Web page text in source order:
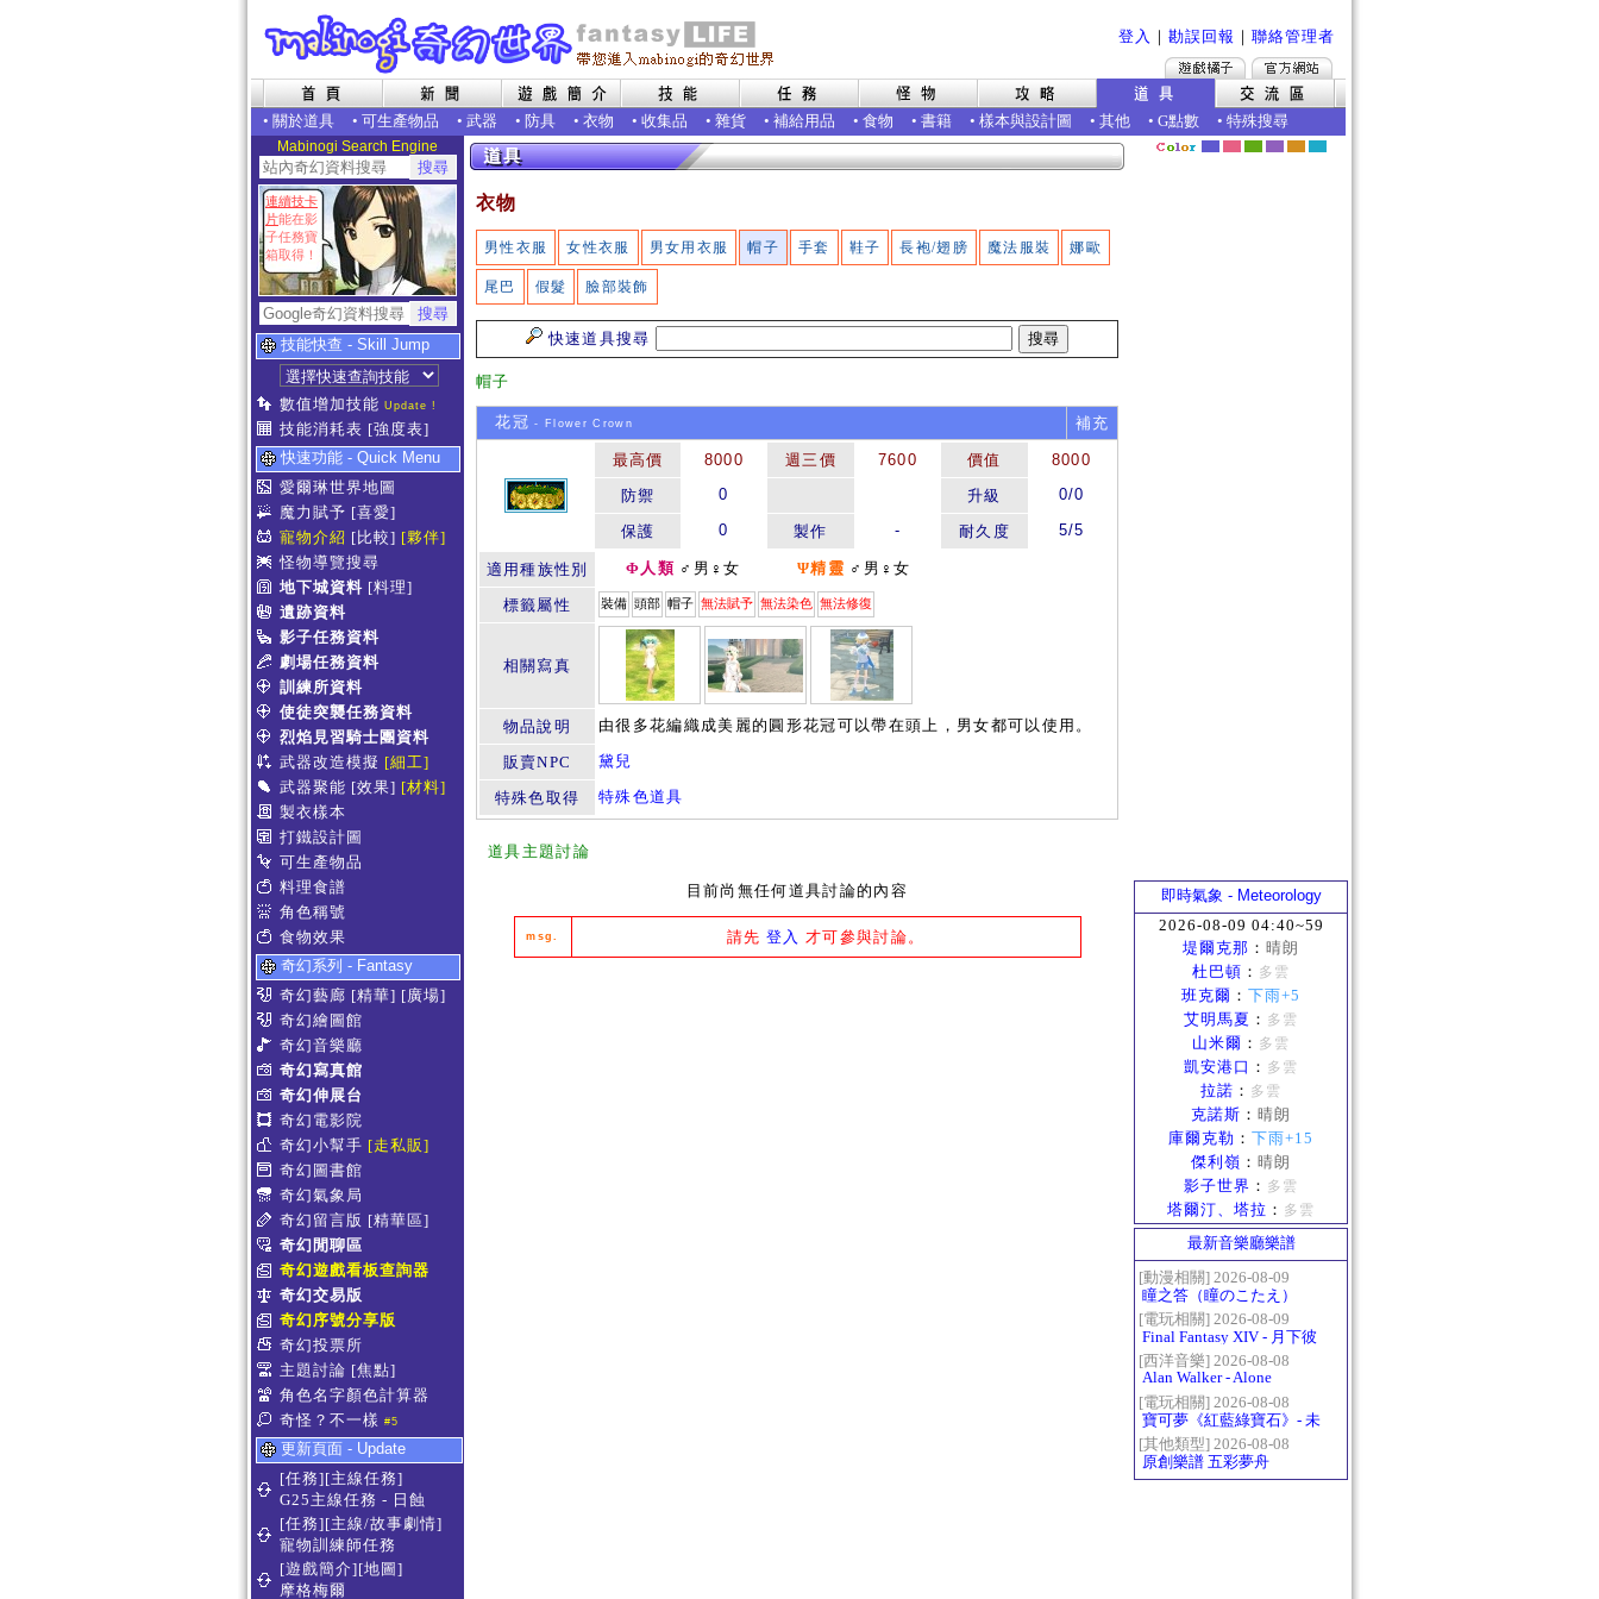
登入 ｜ 勘誤回報 ｜ 聯絡管理者
• 關於道具 • 可生產物品 • 武器 • 防具 • 衣物 • 收集品 • 雜貨 • 補給用品 • 食物 • 書籍 • 樣本與設計圖 • 其他 • G點數 • 特殊搜尋
Mabinogi Search Engine
連續技卡
片能在影
子任務寶
箱取得！
技能快查 - Skill Jump
數值增加技能 Update !
技能消耗表 [強度表]
快速功能 - Quick Menu
愛爾琳世界地圖
魔力賦予 [喜愛]
寵物介紹 [比較] [夥伴]
怪物導覽搜尋
地下城資料 [料理]
遺跡資料
影子任務資料
劇場任務資料
訓練所資料
使徒突襲任務資料
烈焰見習騎士團資料
武器改造模擬 [細工]
武器聚能 [效果] [材料]
製衣樣本
打鐵設計圖
可生產物品
料理食譜
角色稱號
食物效果
奇幻系列 - Fantasy
奇幻藝廊 [精華] [廣場]
奇幻繪圖館
奇幻音樂廳
奇幻寫真館
奇幻伸展台
奇幻電影院
奇幻小幫手 [走私販]
奇幻圖書館
奇幻氣象局
奇幻留言版 [精華區]
奇幻閒聊區
奇幻遊戲看板查詢器
奇幻交易版
奇幻序號分享版
奇幻投票所
主題討論 [焦點]
角色名字顏色計算器
奇怪？不一樣 #5
更新頁面 - Update
[任務][主線任務]
G25主線任務 - 日蝕
[任務][主線/故事劇情]
寵物訓練師任務
[遊戲簡介][地圖]
摩格梅爾
衣物
男性衣服 女性衣服 男女用衣服 帽子 手套 鞋子 長袍/翅膀 魔法服裝 娜歐
尾巴 假髮 臉部裝飾
快速道具搜尋
帽子
花冠 - Flower Crown 補充
最高價 8000 週三價 7600 價值
8000
防禦
0 升級 0/0
保護 0 製作 - 耐久度 5/5
適用種族性別 Φ人類 ♂男♀女 Ψ精靈 ♂男♀女
標籤屬性 裝備 頭部 帽子 無法賦予 無法染色 無法修復
相關寫真
物品說明 由很多花編織成美麗的圓形花冠可以帶在頭上，男女都可以使用。
販賣NPC 黛兒
特殊色取得 特殊色道具
道具主題討論
目前尚無任何道具討論的內容
msg. 請先 登入 才可參與討論。
即時氣象 - Meteorology
2026-08-09 04:40~59
堤爾克那 ： 晴朗
杜巴頓 ： 多雲
班克爾 ： 下雨+5
艾明馬夏 ： 多雲
山米爾 ： 多雲
凱安港口 ： 多雲
拉諾 ： 多雲
克諾斯 ： 晴朗
庫爾克勒 ： 下雨+15
傑利嶺 ： 晴朗
影子世界 ： 多雲
塔爾汀、塔拉 ： 多雲
最新音樂廳樂譜
[動漫相關] 2026-08-09
瞳之答（瞳のこたえ）
[電玩相關] 2026-08-09
Final Fantasy XIV - 月下彼
岸花 ～蛮神ツクヨミ討滅
戦～
[西洋音樂] 2026-08-08
Alan Walker - Alone
[電玩相關] 2026-08-08
寶可夢《紅藍綠寶石》- 未
白鎮BGM (Littleroot Town)
[其他類型] 2026-08-08
原創樂譜 五彩夢舟